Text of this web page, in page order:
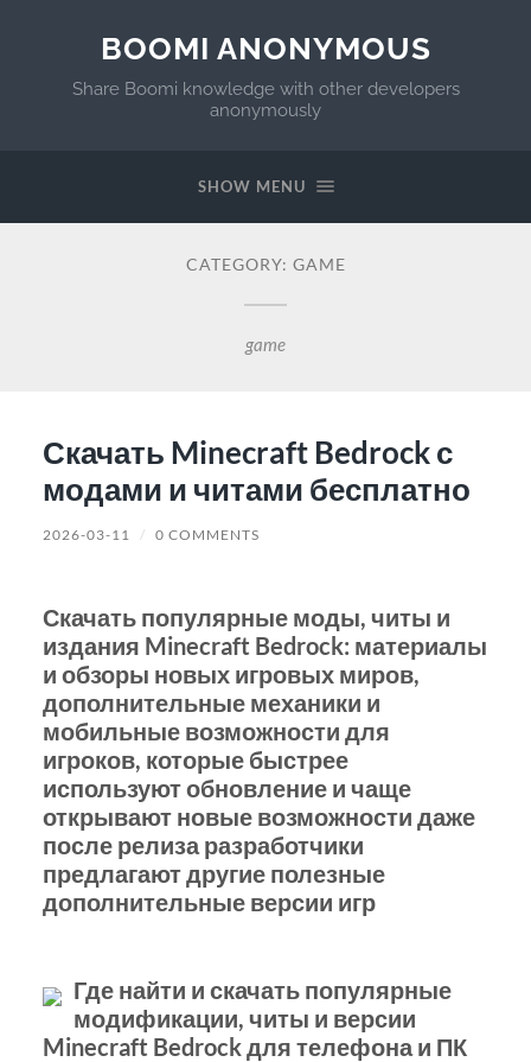
BOOMI ANONYMOUS
Share Boomi knowledge with other developers
anonymously
SHOW MENU
CATEGORY: GAME
game
Скачать Minecraft Bedrock с
модами и читами бесплатно
2026-03-11 / 0 COMMENTS
Скачать популярные моды, читы и
издания Minecraft Bedrock: материалы
и обзоры новых игровых миров,
дополнительные механики и
мобильные возможности для
игроков, которые быстрее
используют обновление и чаще
открывают новые возможности даже
после релиза разработчики
предлагают другие полезные
дополнительные версии игр
Где найти и скачать популярные
модификации, читы и версии
Minecraft Bedrock для телефона и ПК